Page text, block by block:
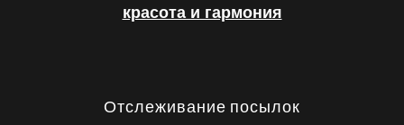
красота и гармония
Отслеживание посылок